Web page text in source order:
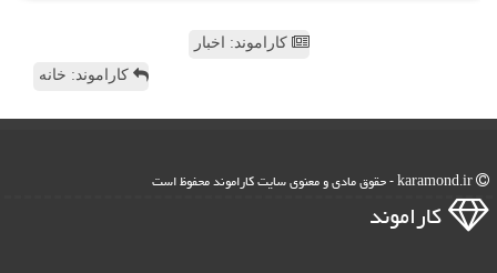
کاراموند: اخبار
کاراموند: خانه
كاراموند